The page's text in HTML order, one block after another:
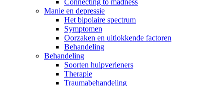
Connecting to madness
Manie en depressie
Het bipolaire spectrum
Symptomen
Oorzaken en uitlokkende factoren
Behandeling
Behandeling
Soorten hulpverleners
Therapie
Traumabehandeling